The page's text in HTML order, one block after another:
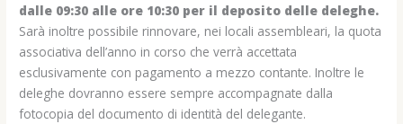
dalle 09:30 alle ore 10:30 per il deposito delle deleghe.
Sarà inoltre possibile rinnovare, nei locali assembleari, la quota
associativa dell’anno in corso che verrà accettata
esclusivamente con pagamento a mezzo contante. Inoltre le
deleghe dovranno essere sempre accompagnate dalla
fotocopia del documento di identità del delegante.